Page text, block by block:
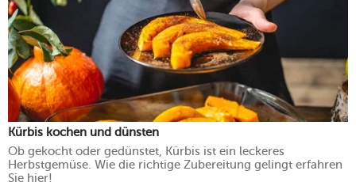
Kürbis kochen und dünsten
Ob gekocht oder gedünstet, Kürbis ist ein leckeres
Herbstgemüse. Wie die richtige Zubereitung gelingt erfahren
Sie hier!